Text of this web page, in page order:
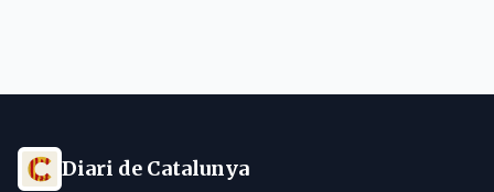
Diari de Catalunya